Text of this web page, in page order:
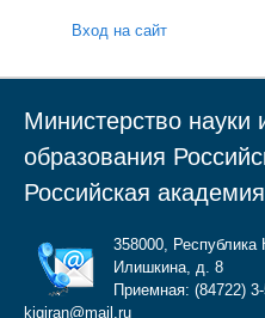
Вход на сайт
Министерство науки
образования
Российская
358000,
Илишкина, д. 8
Приемная: (84722)
kigiran@mail.ru